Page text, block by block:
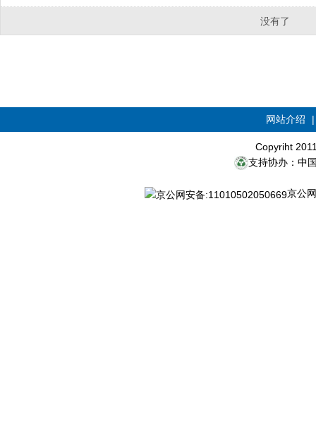
没有了
网站介绍
Copyriht
支持协办：中
京公